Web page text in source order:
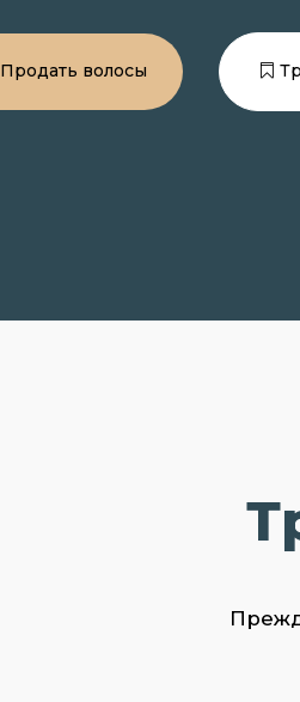
Продать волосы